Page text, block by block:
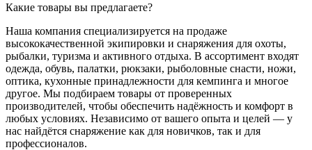
Какие товары вы предлагаете?
Наша компания специализируется на продаже
высококачественной экипировки и снаряжения для охоты,
рыбалки, туризма и активного отдыха. В ассортимент входят
одежда, обувь, палатки, рюкзаки, рыболовные снасти, ножи,
оптика, кухонные принадлежности для кемпинга и многое
другое. Мы подбираем товары от проверенных
производителей, чтобы обеспечить надёжность и комфорт в
любых условиях. Независимо от вашего опыта и целей — у
нас найдётся снаряжение как для новичков, так и для
профессионалов.